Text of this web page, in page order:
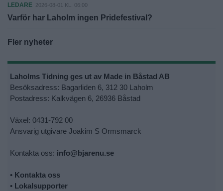
LEDARE 2026-08-01 KL. 06:00
Varför har Laholm ingen Pridefestival?
Fler nyheter
Laholms Tidning ges ut av Made in Båstad AB
Besöksadress: Bagarliden 6, 312 30 Laholm
Postadress: Kalkvägen 6, 26936 Båstad
Växel: 0431-792 00
Ansvarig utgivare Joakim S Ormsmarck
Kontakta oss: info@bjarenu.se
• Kontakta oss
• Lokalsupporter